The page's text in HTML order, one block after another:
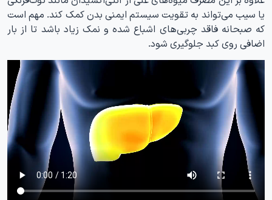
یا سیب می‌تواند به تقویت سیستم ایمنی بدن کمک کند. مهم است
که صبحانه فاقد چربی‌های اشباع شده و نمک زیاد باشد تا از بار
اضافی روی کبد جلوگیری شود.